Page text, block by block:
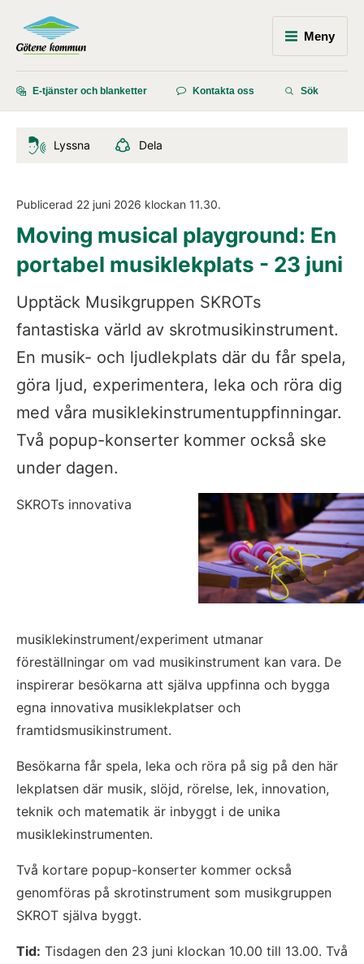
Meny
E-tjänster och blanketter Kontakta oss Sök
Lyssna Dela
Publicerad 22 juni 2026 klockan 11.30.
Moving musical playground: En
portabel musiklekplats - 23 juni
Upptäck Musikgruppen SKROTs
fantastiska värld av skrotmusikinstrument.
En musik- och ljudlekplats där du får spela,
göra ljud, experimentera, leka och röra dig
med våra musiklekinstrumentuppfinningar.
Två popup-konserter kommer också ske
under dagen.
SKROTs innovativa
musiklekinstrument/experiment utmanar
föreställningar om vad musikinstrument kan vara. De
inspirerar besökarna att själva uppfinna och bygga
egna innovativa musiklekplatser och
framtidsmusikinstrument.
Besökarna får spela, leka och röra på sig på den här
lekplatsen där musik, slöjd, rörelse, lek, innovation,
teknik och matematik är inbyggt i de unika
musiklekinstrumenten.
Två kortare popup-konserter kommer också
genomföras på skrotinstrument som musikgruppen
SKROT själva byggt.
Tid: Tisdagen den 23 juni klockan 10.00 till 13.00. Två